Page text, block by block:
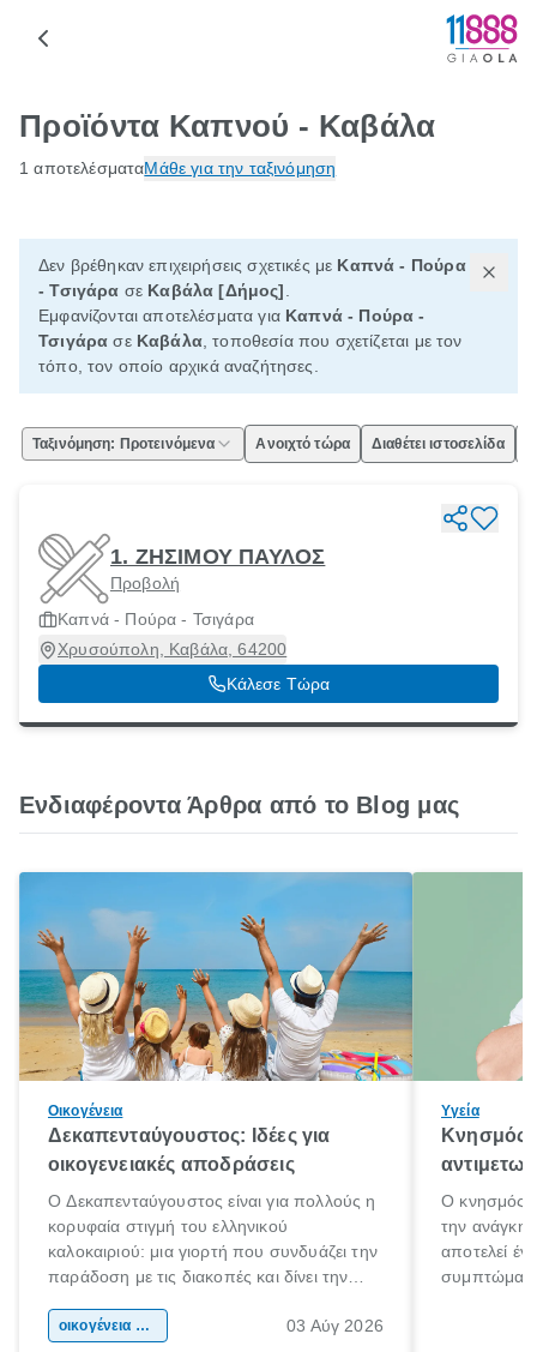
Προϊόντα Καπνού - Καβάλα
1 αποτελέσματαΜάθε για την ταξινόμηση
Δεν βρέθηκαν επιχειρήσεις σχετικές με Καπνά - Πούρα
- Τσιγάρα σε Καβάλα [Δήμος]
Εμφανίζονται αποτελέσματα για Καπνά - Πούρα -
Τσιγάρα σε Καβάλα, τοποθεσία που σχετίζεται με τον
τόπο, τον οποίο αρχικά αναζήτησες.
Ταξινόμηση: Προτεινόμενα Ανοιχτό τώρα Διαθέτει ιστοσελίδα
1. ΖΗΣΙΜΟΥ ΠΑΥΛΟΣ
Προβολή
Καπνά - Πούρα - Τσιγάρα
Χρυσούπολη, Καβάλα, 64200
Κάλεσε Τώρα
Ενδιαφέροντα Άρθρα από το Blog μας
Οικογένεια
Δεκαπενταύγουστος: Ιδέες για
οικογενειακές αποδράσεις
Ο Δεκαπενταύγουστος είναι για πολλούς η
κορυφαία στιγμή του ελληνικού
καλοκαιριού: μια γιορτή που συνδυάζει την
παράδοση με τις διακοπές και δίνει την
χώρας. Είτε πρόκειται για λίγες μέρες
οικογένεια & παιδί 03 Αύγ 2026
Υγεία
Κνησμός:
Ο κνησμός
την ανάγκη
αποτελεί